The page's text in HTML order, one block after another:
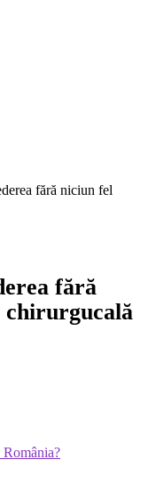
fără niciun fel
fără
chirurgucală